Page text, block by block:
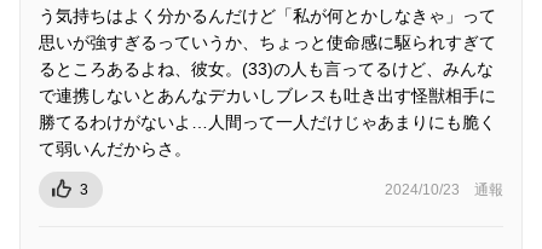
う気持ちはよく分かるんだけど「私が何とかしなきゃ」って
思いが強すぎるっていうか、ちょっと使命感に駆られすぎて
るところあるよね、彼女。(33)の人も言ってるけど、みんな
で連携しないとあんなデカいしブレスも吐き出す怪獣相手に
勝てるわけがないよ…人間って一人だけじゃあまりにも脆く
て弱いんだからさ。
3 2024/10/23 通報